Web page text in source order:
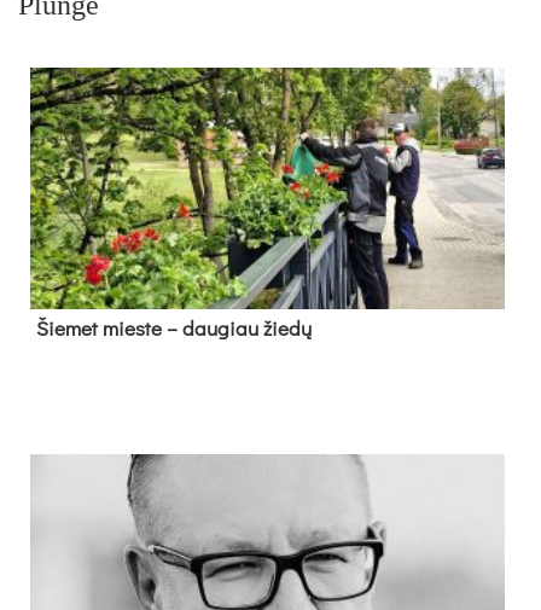
Šie­met mies­te – dau­giau žie­dų